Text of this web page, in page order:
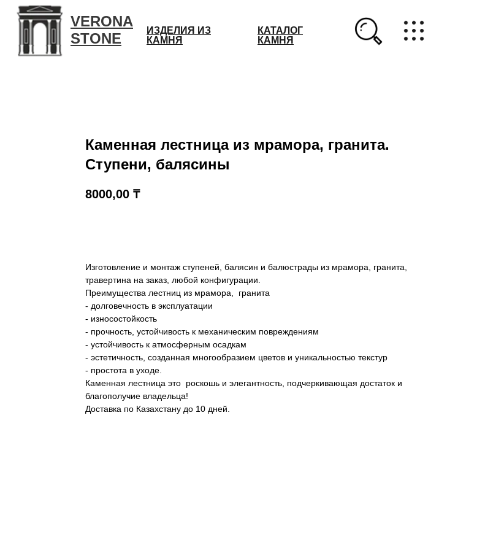
VERONA
STONE
ИЗДЕЛИЯ ИЗ
КАМНЯ
КАТАЛОГ
КАМНЯ
Каменная лестница из мрамора, гранита.
Ступени, балясины
8000,00 ₸
Изготовление и монтаж ступеней, балясин и балюстрады из мрамора, гранита,
травертина на заказ, любой конфигурации.
Преимущества лестниц из мрамора, гранита
- долговечность в эксплуатации
- износостойкость
- прочность, устойчивость к механическим повреждениям
- устойчивость к атмосферным осадкам
- эстетичность, созданная многообразием цветов и уникальностью текстур
- простота в уходе.
Каменная лестница это роскошь и элегантность, подчеркивающая достаток и
благополучие владельца!
Доставка по Казахстану до 10 дней.